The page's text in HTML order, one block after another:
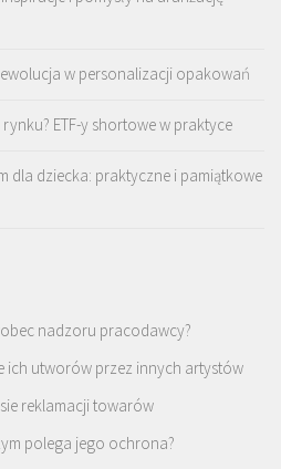
w personalizacji opakowań
ETF-y shortowe w praktyce
dla dziecka: praktyczne i pamiątkowe
nadzoru pracodawcy?
ich utworów przez innych artystów
reklamacji towarów
polega jego ochrona?